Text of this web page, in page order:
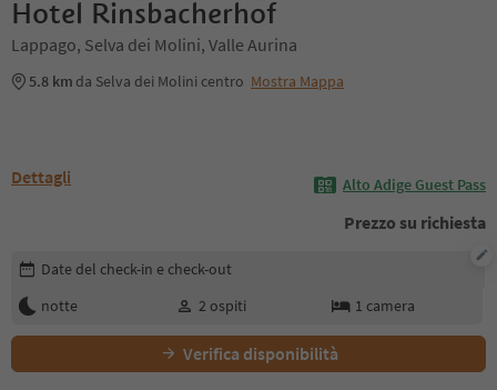
Hotel Rinsbacherhof
Lappago, Selva dei Molini, Valle Aurina
5.8 km da Selva dei Molini centro Mostra Mappa
Dettagli Alto Adige Guest Pass
Prezzo su richiesta
Modifica i dettagli della prenotazione
Date del check-in e check-out
notte
2 ospiti 1 camera
Verifica disponibilità